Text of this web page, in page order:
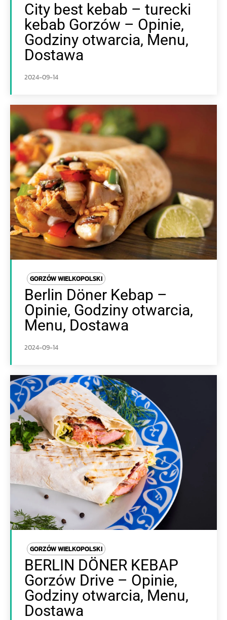
City best kebab – turecki
kebab Gorzów – Opinie,
Godziny otwarcia, Menu,
Dostawa
2024-09-14
GORZÓW WIELKOPOLSKI
Berlin Döner Kebap –
Opinie, Godziny otwarcia,
Menu, Dostawa
2024-09-14
GORZÓW WIELKOPOLSKI
BERLIN DÖNER KEBAP
Gorzów Drive – Opinie,
Godziny otwarcia, Menu,
Dostawa